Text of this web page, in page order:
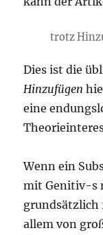
trotz
Dies ist die
Hinzufügen
eine
Wenn ein
mit Genitiv-s
grundsätzlich
allem von